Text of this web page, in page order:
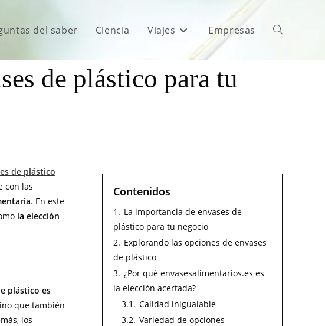
del saber Ciencia Viajes Empresas
de plástico para tu
de plástico
con las
. En este
la elección
plástico es
que también
los
Contenidos
1. La importancia de envases de
plástico para tu negocio
2. Explorando las opciones de envases
de plástico
3. ¿Por qué envasesalimentarios.es es
la elección acertada?
3.1. Calidad inigualable
3.2. Variedad de opciones